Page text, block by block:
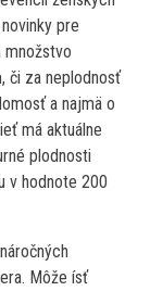
pre
množstvo
či za neplodnosť
a najmä o
má aktuálne
plodnosti
v hodnote 200
Môže ísť